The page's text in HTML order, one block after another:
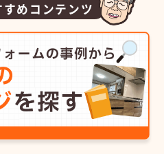
めコンテンツ